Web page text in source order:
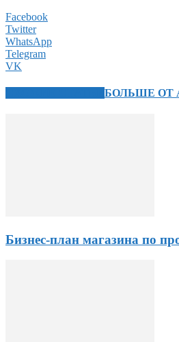
Facebook
Twitter
WhatsApp
Telegram
VK
БОЛЬШЕ ОТ
Бизнес-план магазина по